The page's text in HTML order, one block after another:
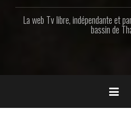
La web Tv libre, indépendante et
bassin de